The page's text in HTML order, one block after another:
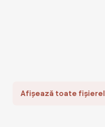
Afișează toate